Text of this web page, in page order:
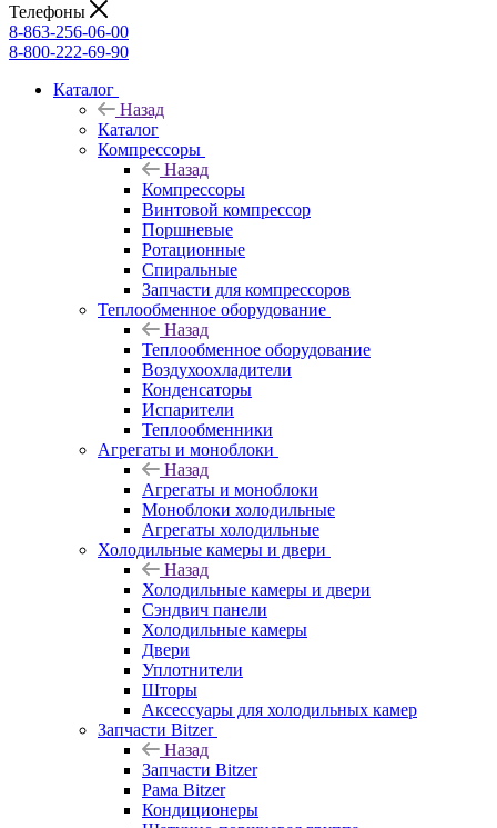
Телефоны
8-863-256-06-00
8-800-222-69-90
Каталог
Назад
Каталог
Компрессоры
Назад
Компрессоры
Винтовой компрессор
Поршневые
Ротационные
Спиральные
Запчасти для компрессоров
Теплообменное оборудование
Назад
Теплообменное оборудование
Воздухоохладители
Конденсаторы
Испарители
Теплообменники
Агрегаты и моноблоки
Назад
Агрегаты и моноблоки
Моноблоки холодильные
Агрегаты холодильные
Холодильные камеры и двери
Назад
Холодильные камеры и двери
Сэндвич панели
Холодильные камеры
Двери
Уплотнители
Шторы
Аксессуары для холодильных камер
Запчасти Bitzer
Назад
Запчасти Bitzer
Рама Bitzer
Кондиционеры